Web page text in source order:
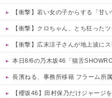
【衝撃】若い女の子からする「甘い匂い」の正体、まさか
【衝撃】クロちゃん、とち狂ったツイート
【衝撃】広末涼子さんが地上波にスピード復帰で
本日8/6の乃木坂46「猫舌
長濱ねる、事務所移籍 フラーム所
【櫻坂46】田村保乃だけジャージ